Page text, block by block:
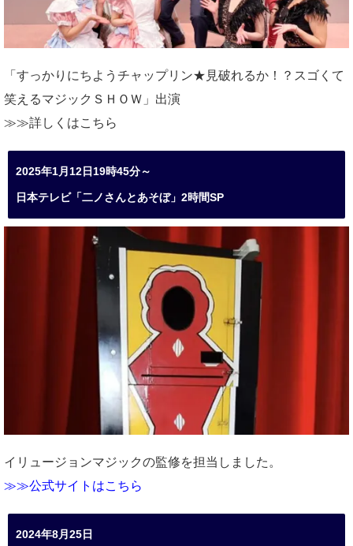
「すっかりにちようチャップリン★見破れるか！？スゴくて
笑えるマジックＳＨＯＷ」出演
≫≫詳しくはこちら
2025年1月12日19時45分～
日本テレビ「二ノさんとあそぼ」2時間SP
イリュージョンマジックの監修を担当しました。
≫≫公式サイトはこちら
2024年8月25日